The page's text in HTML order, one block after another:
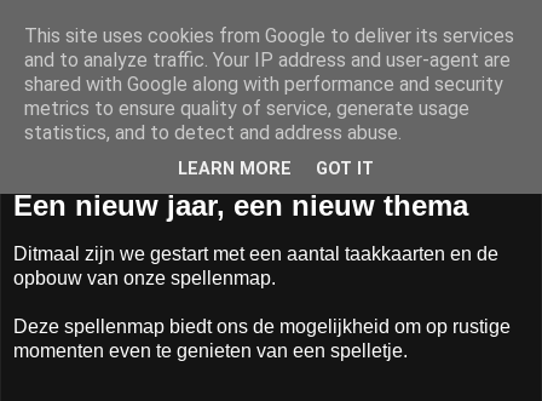
Zonnebloemklas
Een nieuw jaar, een nieuw thema
Ditmaal zijn we gestart met een aantal taakkaarten en de
opbouw van onze spellenmap.
Deze spellenmap biedt ons de mogelijkheid om op rustige
momenten even te genieten van een spelletje.
This site uses cookies from Google to deliver its services
and to analyze traffic. Your IP address and user-agent are
shared with Google along with performance and security
metrics to ensure quality of service, generate usage
statistics, and to detect and address abuse.
LEARN MORE GOT IT